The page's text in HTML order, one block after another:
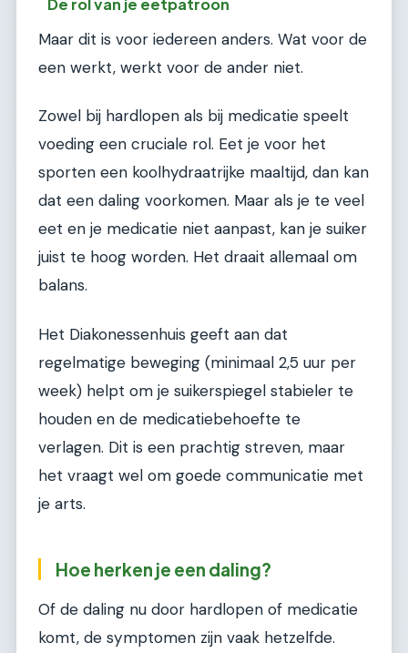
De rol van je eetpatroon
Maar dit is voor iedereen anders. Wat voor de
een werkt, werkt voor de ander niet.
Zowel bij hardlopen als bij medicatie speelt
voeding een cruciale rol. Eet je voor het
sporten een koolhydraatrijke maaltijd, dan kan
dat een daling voorkomen. Maar als je te veel
eet en je medicatie niet aanpast, kan je suiker
juist te hoog worden. Het draait allemaal om
balans.
Het Diakonessenhuis geeft aan dat
regelmatige beweging (minimaal 2,5 uur per
week) helpt om je suikerspiegel stabieler te
houden en de medicatiebehoefte te
verlagen. Dit is een prachtig streven, maar
het vraagt wel om goede communicatie met
je arts.
Hoe herken je een daling?
Of de daling nu door hardlopen of medicatie
komt, de symptomen zijn vaak hetzelfde.